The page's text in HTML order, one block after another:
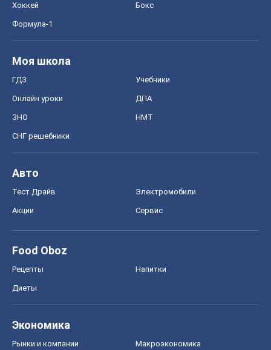
Хоккей Бокс
Формула-1
Моя школа
ГДЗ Учебники
Онлайн уроки ДПА
ЗНО НМТ
СНГ решебники
Авто
Тест Драйв Электромобили
Акции Сервис
Food Oboz
Рецепты Напитки
Диеты
Экономика
Рынки и компании Mакроэкономика